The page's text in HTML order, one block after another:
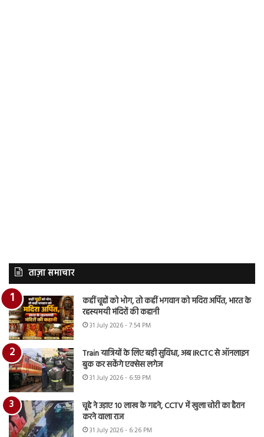
ताज़ा समाचार
कहीं चूहों को भोग, तो कहीं भगवान को मदिरा अर्पित, भारत के
रहस्यमयी मंदिरों की कहानी
31 July 2026 - 7:54 PM
Train यात्रियों के लिए बड़ी सुविधा, अब IRCTC से ऑनलाइन
बुक कर सकेंगे एक्सेस लगेज
31 July 2026 - 6:59 PM
चूहे ने उड़ाए 10 लाख के गहने, CCTV में खुला चोरी का हैरान
करने वाला राज
31 July 2026 - 6:26 PM